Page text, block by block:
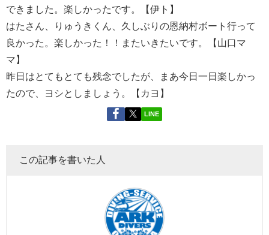
できました。楽しかったです。【伊ト】
はたさん、りゅうきくん、久しぶりの恩納村ボート行って
良かった。楽しかった！！またいきたいです。【山口マ
マ】
昨日はとてもとても残念でしたが、まあ今日一日楽しかっ
たので、ヨシとしましょう。【カヨ】
LINE
この記事を書いた人